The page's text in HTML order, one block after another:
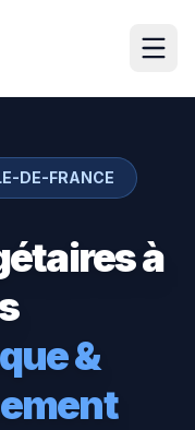
DE-FRANCE
à
&